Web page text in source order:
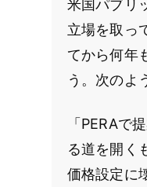
米国パブリ
立場を取っ
てから何年
う。次のよ
「PERAで
る道を開く
価格設定に